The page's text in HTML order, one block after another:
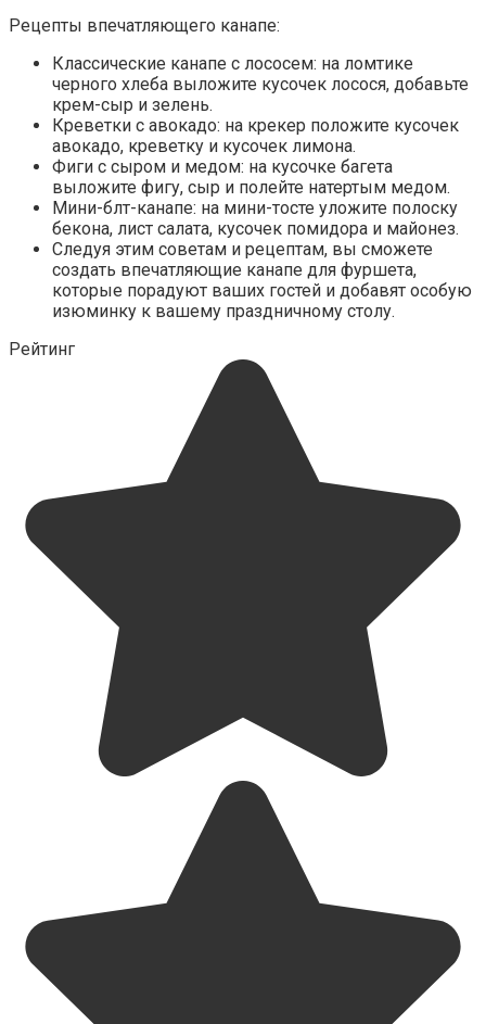
Рецепты впечатляющего канапе:
Классические канапе с лососем: на ломтике
черного хлеба выложите кусочек лосося, добавьте
крем-сыр и зелень.
Креветки с авокадо: на крекер положите кусочек
авокадо, креветку и кусочек лимона.
Фиги с сыром и медом: на кусочке багета
выложите фигу, сыр и полейте натертым медом.
Мини-блт-канапе: на мини-тосте уложите полоску
бекона, лист салата, кусочек помидора и майонез.
Следуя этим советам и рецептам, вы сможете
создать впечатляющие канапе для фуршета,
которые порадуют ваших гостей и добавят особую
изюминку к вашему праздничному столу.
Рейтинг